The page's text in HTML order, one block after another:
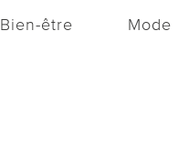
Bien-être Mode